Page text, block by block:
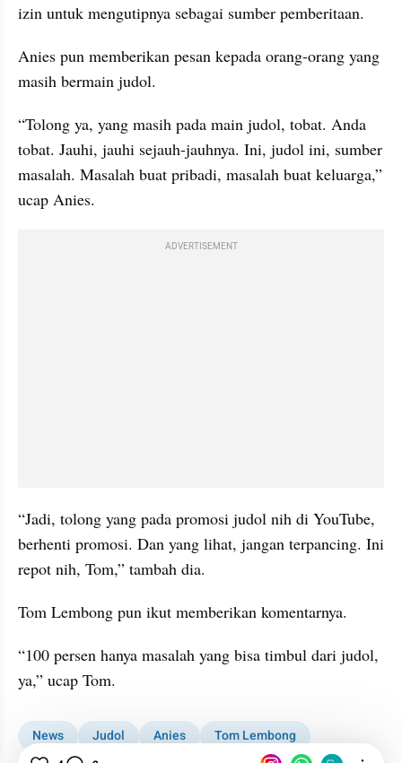
izin untuk mengutipnya sebagai sumber pemberitaan.
Anies pun memberikan pesan kepada orang-orang yang
masih bermain judol.
“Tolong ya, yang masih pada main judol, tobat. Anda
tobat. Jauhi, jauhi sejauh-jauhnya. Ini, judol ini, sumber
masalah. Masalah buat pribadi, masalah buat keluarga,”
ucap Anies.
ADVERTISEMENT
“Jadi, tolong yang pada promosi judol nih di YouTube,
berhenti promosi. Dan yang lihat, jangan terpancing. Ini
repot nih, Tom,” tambah dia.
Tom Lembong pun ikut memberikan komentarnya.
“100 persen hanya masalah yang bisa timbul dari judol,
ya,” ucap Tom.
News Judol Anies
Tom Lembong